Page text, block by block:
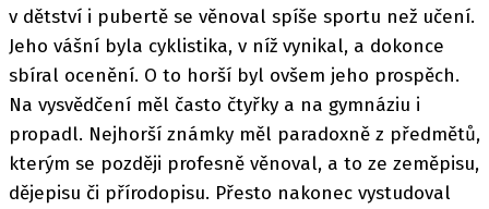
v dětství i pubertě se věnoval spíše sportu než učení.
Jeho vášní byla cyklistika, v níž vynikal, a dokonce
sbíral ocenění. O to horší byl ovšem jeho prospěch.
Na vysvědčení měl často čtyřky a na gymnáziu i
propadl. Nejhorší známky měl paradoxně z předmětů,
kterým se později profesně věnoval, a to ze zeměpisu,
dějepisu či přírodopisu. Přesto nakonec vystudoval